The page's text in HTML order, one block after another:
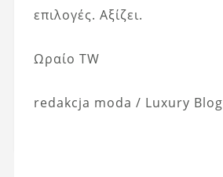
επιλογές. Αξίζει.
Ωραίο TW
redakcja moda / Luxury Blog